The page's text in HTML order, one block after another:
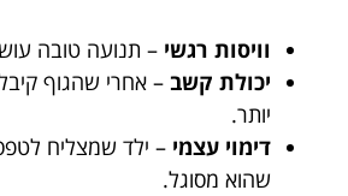
וויסות רגשי – תנועה טובה
יכולת קשב – אחרי שהגוף
יותר.
דימוי עצמי – ילד שמצליח
שהוא מסוגל.